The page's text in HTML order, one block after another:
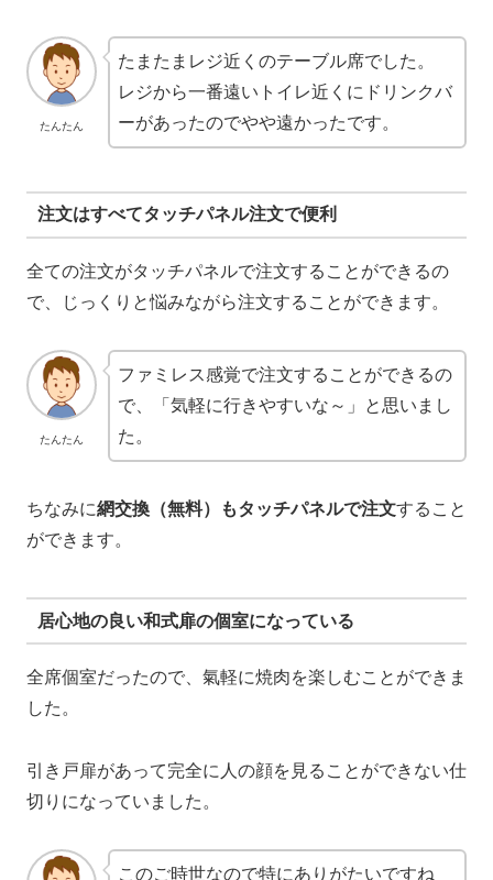
たんたん
たまたまレジ近くのテーブル席でした。
レジから一番遠いトイレ近くにドリンクバ
ーがあったのでやや遠かったです。
注文はすべてタッチパネル注文で便利
全ての注文がタッチパネルで注文することができるの
で、じっくりと悩みながら注文することができます。
たんたん
ファミレス感覚で注文することができるの
で、「気軽に行きやすいな～」と思いまし
た。
ちなみに網交換（無料）もタッチパネルで注文すること
ができます。
居心地の良い和式扉の個室になっている
全席個室だったので、氣軽に焼肉を楽しむことができま
した。
引き戸扉があって完全に人の顔を見ることができない仕
切りになっていました。
このご時世なので特にありがたいですね